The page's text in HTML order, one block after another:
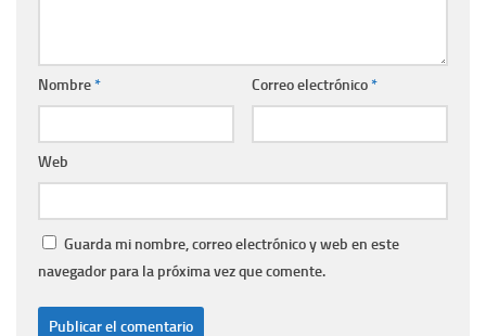
Nombre* Correo electrónico*
Web
Guarda mi nombre, correo electrónico y web en este
navegador para la próxima vez que comente.